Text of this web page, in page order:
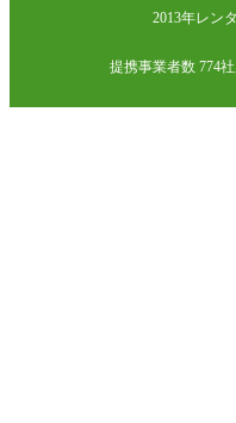
2013年レン
提携事業者数 774社